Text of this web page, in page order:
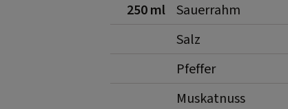
250 ml Sauerrahm
Salz
Pfeffer
Muskatnuss